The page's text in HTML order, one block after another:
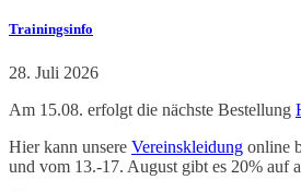
Trainingsinfo
28. Juli 2026
Am 15.08. erfolgt die nächste Bestellung
Hier kann unsere Vereinskleidung online
und vom 13.-17. August gibt es 20% auf